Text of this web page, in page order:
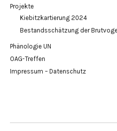
Projekte
Kiebitzkartierung 2024
Bestandsschätzung der
Phänologie UN
OAG-Treffen
Impressum – Datenschutz